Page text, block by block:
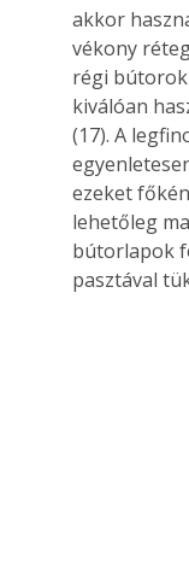
akkor
vékony
régi bútorok
kiválóan
(17). A
ezeket
lehetőleg
bútorlapok
pasztával